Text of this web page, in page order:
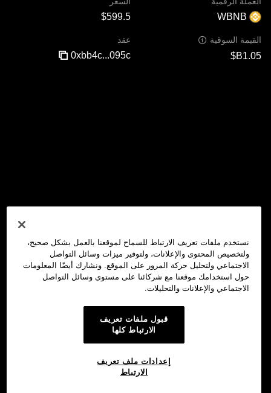
WBNB
القيمة السوقية عقد
0xbb4c...095c
نستخدم ملفات تعريف الارتباط للسماح لموقعنا بالعمل بشكل صحيح،
ولتخصيص المحتوى والإعلانات، ولتوفير ميزات وسائل التواصل
الاجتماعي ولتحليل حركة المرور على الموقع. ونشارك أيضًا المعلومات
حول استخدامك موقعنا مع شركائنا على مستوى وسائل التواصل
الاجتماعي والإعلانات والتحليلات.
قبول ملفات تعريف
الارتباط كلها
إعدادات ملف تعريف
الارتباط